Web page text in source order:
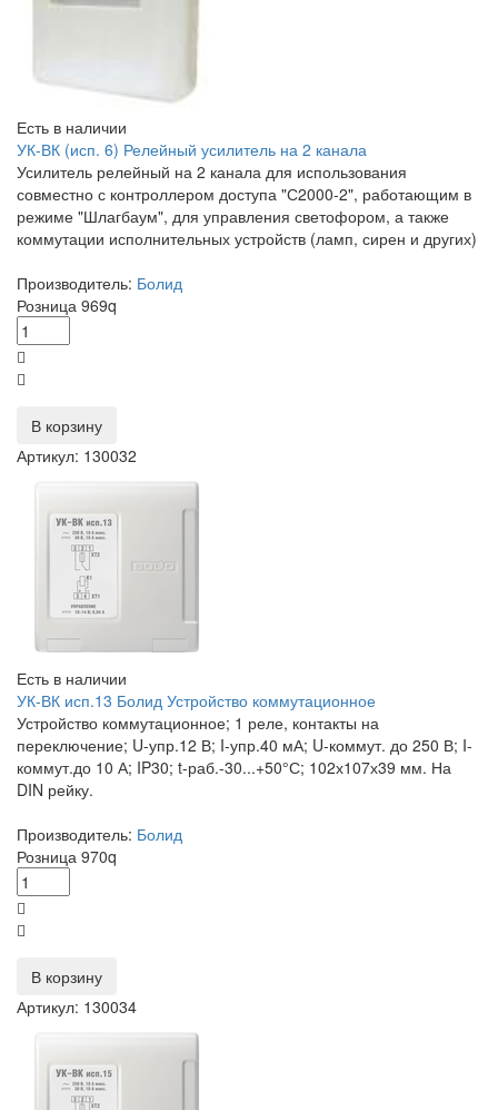
Есть в наличии
УК-ВК (исп. 6) Релейный усилитель на 2 канала
Усилитель релейный на 2 канала для использования
совместно с контроллером доступа "С2000-2", работающим в
режиме "Шлагбаум", для управления светофором, а также
коммутации исполнительных устройств (ламп, сирен и других)
Производитель: Болид
Розница 969q
В корзину
Артикул: 130032
Есть в наличии
УК-ВК исп.13 Болид Устройство коммутационное
Устройство коммутационное; 1 реле, контакты на
переключение; U-упр.12 В; I-упр.40 мА; U-коммут. до 250 В; I-
коммут.до 10 А; IP30; t-раб.-30...+50°С; 102х107х39 мм. На
DIN рейку.
Производитель: Болид
Розница 970q
В корзину
Артикул: 130034